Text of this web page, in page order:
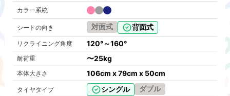
カラー系統
シートの向き 対面式 背面式
リクライニング角度 120°～160°
耐荷重 〜25kg
本体大きさ 106cm x 79cm x 50cm
タイヤタイプ シングル ダブル